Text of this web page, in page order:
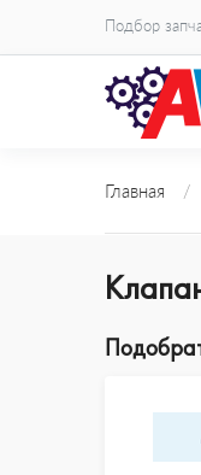
Подбор
Главная /